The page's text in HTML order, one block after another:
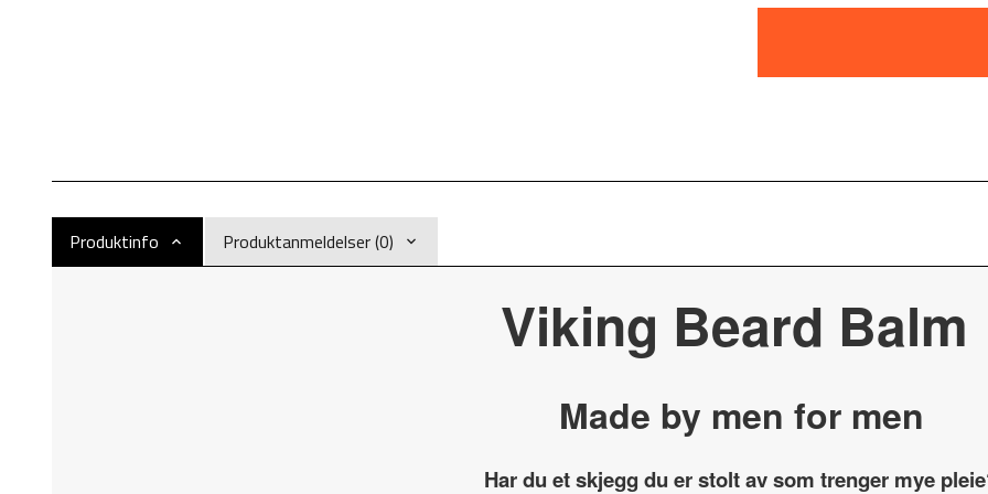
Produktinfo Produktanmeldelser (0)
Viking Beard Balm
Made by men for men
Har du et skjegg du er stolt av som trenger mye